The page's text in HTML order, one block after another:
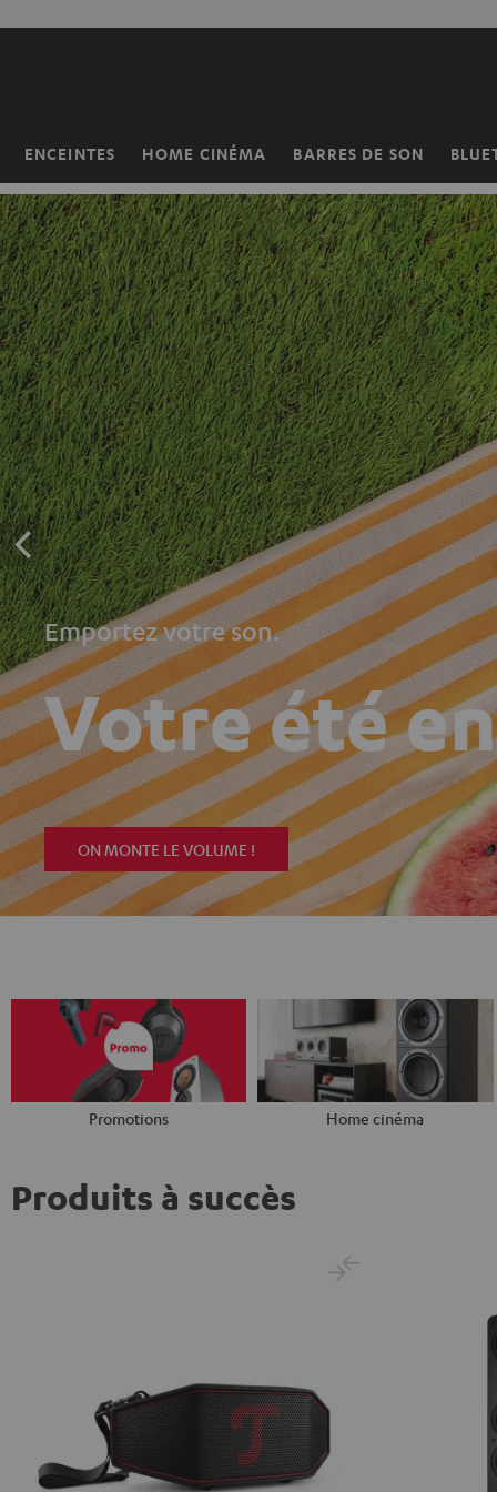
ENCEINTES HOME CINÉMA BARRES DE SON
Page
d’accueil
Emportez votre son.
Votre été
ON MONTE LE VOLUME !
Promotions Home cinéma
Produits à succès